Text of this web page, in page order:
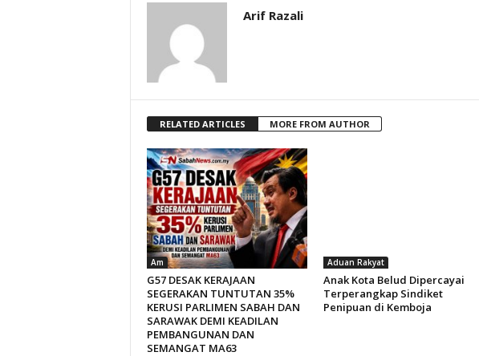
Arif Razali
RELATED ARTICLES MORE FROM AUTHOR
Am
G57 DESAK KERAJAAN
SEGERAKAN TUNTUTAN 35%
KERUSI PARLIMEN SABAH DAN
SARAWAK DEMI KEADILAN
PEMBANGUNAN DAN
SEMANGAT MA63
Aduan Rakyat
Anak Kota Belud Dipercayai
Terperangkap Sindiket
Penipuan di Kemboja